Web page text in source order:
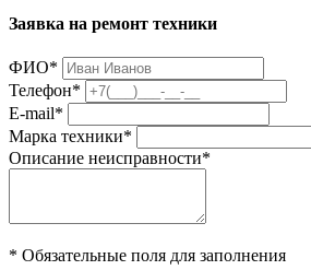
Заявка на ремонт техники
ФИО*
Телефон*
E-mail*
Марка техники*
Описание неисправности*
* Обязательные поля для заполнения